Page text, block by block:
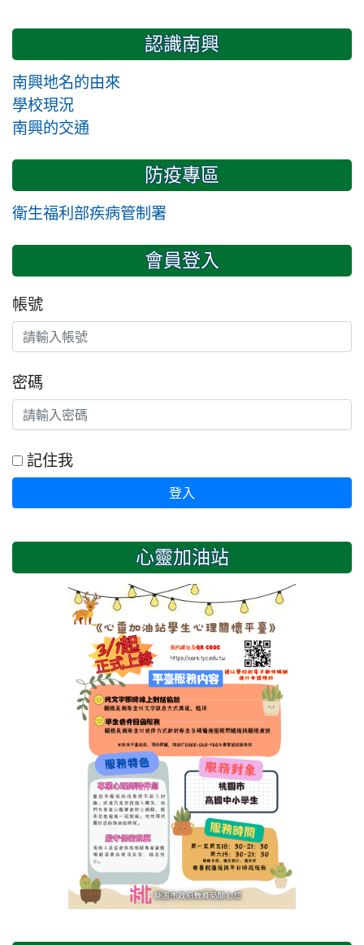
認識南興
南興地名的由來
學校現況
南興的交通
防疫專區
衛生福利部疾病管制署
會員登入
帳號
密碼
記住我
登入
心靈加油站